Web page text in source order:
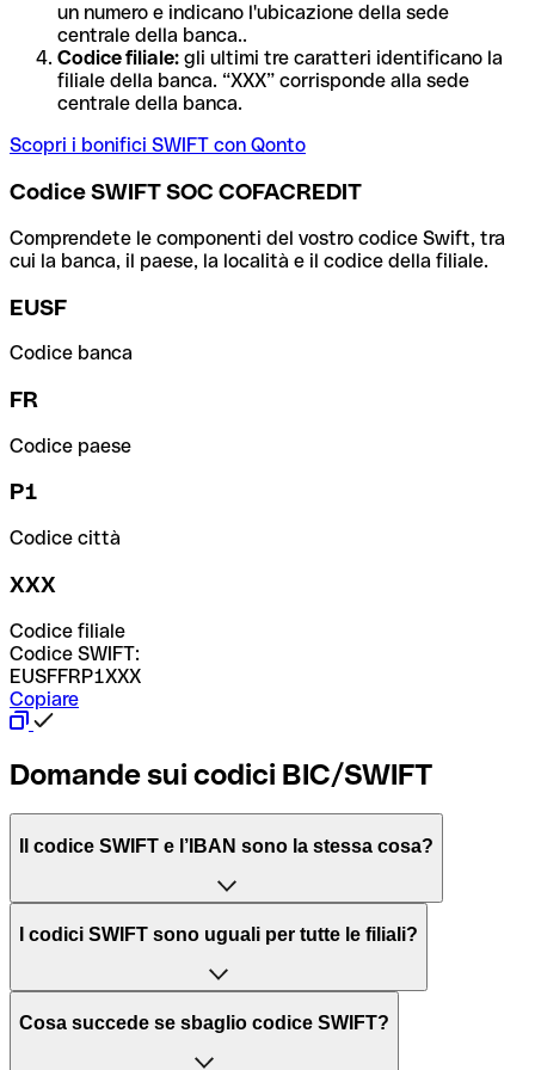
un numero e indicano l'ubicazione della sede
centrale della banca..
Codice filiale: gli ultimi tre caratteri identificano la
filiale della banca. “XXX” corrisponde alla sede
centrale della banca.
Scopri i bonifici SWIFT con Qonto
Codice SWIFT SOC COFACREDIT
Comprendete le componenti del vostro codice Swift, tra
cui la banca, il paese, la località e il codice della filiale.
EUSF
Codice banca
FR
Codice paese
P1
Codice città
XXX
Codice filiale
Codice SWIFT:
EUSFFRP1XXX
Copiare
Domande sui codici BIC/SWIFT
Il codice SWIFT e l’IBAN sono la stessa cosa?
L'acronimo SWIFT sta per “Society for Worldwide
per l’elaborazione dei pagamenti tra diversi Paesi.
Il BIC, invece, sta per “Bank Identifier Code” ed è una
I codici SWIFT sono uguali per tutte le filiali?
Dipende dalle banche. In alcuni casi le banche utilizzano
Cosa succede se sbaglio codice SWIFT?